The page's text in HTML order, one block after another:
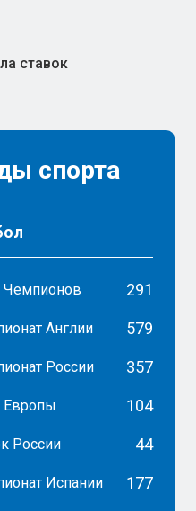
ставок
спорта
Чемпионов 291
Англии 579
России 357
Европы 104
России 44
Испании 177